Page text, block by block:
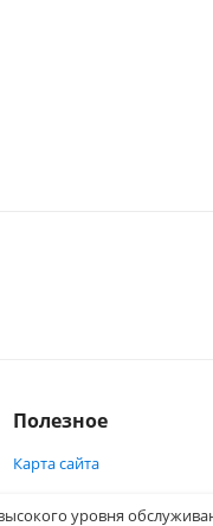
Полезное
Карта сайта
уровня